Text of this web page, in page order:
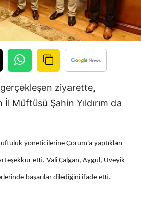
Çorum
Denizli
Diyarbakır
Elazığ
Erzurum
Eskişehir
ziyarette,
Müftüsü Şahin Yıldırım da
yöneticilerine Çorum'a yaptıkları
teşekkür etti. Vali Çalgan, Aygül, Üveyik
başarılar dilediğini ifade etti.